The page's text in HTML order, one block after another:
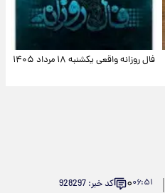
فال روزانه واقعی یکشنبه ۱۸ مرداد ۱۴۰۵
۰۶:۵۱۰ کد خبر: 928297